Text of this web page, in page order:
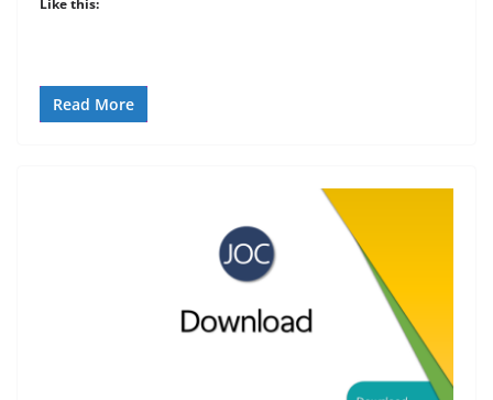
Like this:
Read More